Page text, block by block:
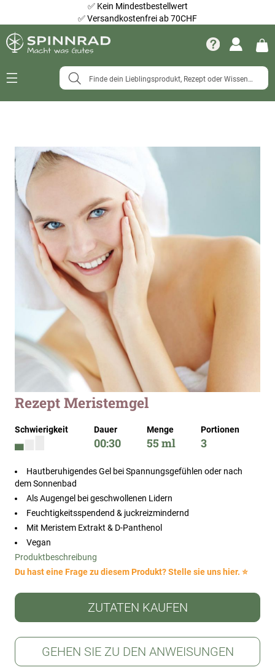
✅ Kein Mindestbestellwert
✅Versandkostenfrei ab 70CHF
Navigation
Ende
der
Bildergalerie
springen
Zum
Anfang
Bildergalerie
springen
Rezept Meristemgel
Schwierigkeit Dauer
00:30
Menge
55 ml
Portionen
3
Hautberuhigendes Gel bei Spannungsgefühlen oder nach
dem Sonnenbad
Als Augengel bei geschwollenen Lidern
Feuchtigkeitsspendend & juckreizmindernd
Mit Meristem Extrakt & D-Panthenol
Vegan
Produktbeschreibung
Du hast eine Frage zu diesem Produkt? Stelle sie uns hier. ⭐
ZUTATEN KAUFEN
GEHEN SIE ZU DEN ANWEISUNGEN